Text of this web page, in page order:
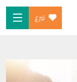
تبرع